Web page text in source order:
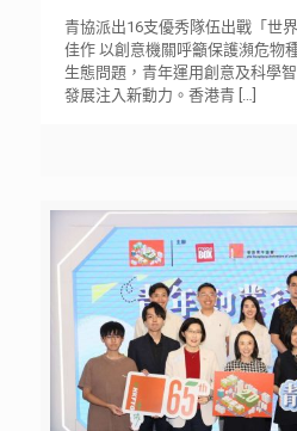
青協派出16支優秀隊伍出戰「世
佳作 以創意機關呼籲保護瀕危物
生態問題，青年運用創意及科學
發展注入新動力。香港青[…]